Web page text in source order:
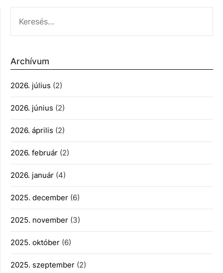
Archívum
2026. július (2)
2026. június (2)
2026. április (2)
2026. február (2)
2026. január (4)
2025. december (6)
2025. november (3)
2025. október (6)
2025. szeptember (2)